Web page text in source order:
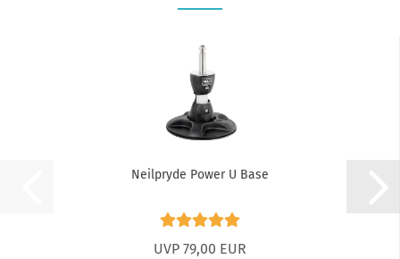
Neilpryde Power U Base
UVP 79,00 EUR